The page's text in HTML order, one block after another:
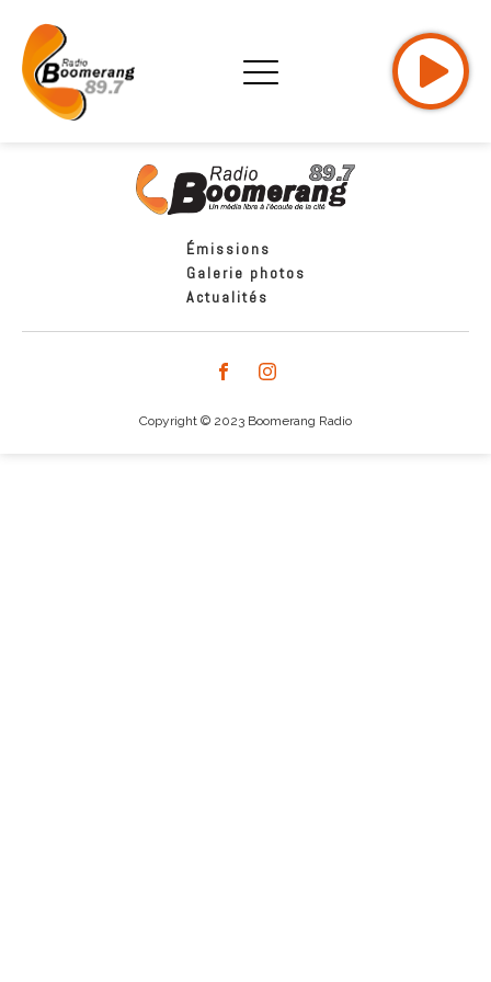
Émissions
Galerie photos
Actualités
Copyright © 2023 Boomerang Radio